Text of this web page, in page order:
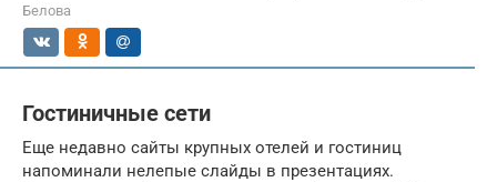
Белова
Гостиничные сети
Еще недавно сайты крупных отелей и гостиниц
напоминали нелепые слайды в презентациях.